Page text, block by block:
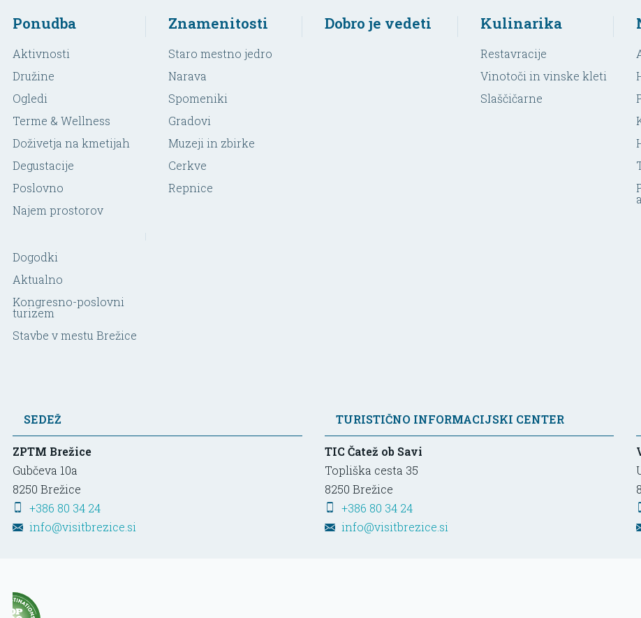
Ponudba
Aktivnosti
Družine
Ogledi
Terme & Wellness
Doživetja na kmetijah
Degustacije
Poslovno
Najem prostorov
Znamenitosti
Staro mestno jedro
Narava
Spomeniki
Gradovi
Muzeji in zbirke
Cerkve
Repnice
Dobro je vedeti Kulinarika
Restavracije
Vinotoči in vinske kleti
Slaščičarne
Dogodki
Aktualno
Kongresno-poslovni
turizem
Stavbe v mestu Brežice
SEDEŽ
ZPTM Brežice
Gubčeva 10a
8250 Brežice
+386 80 34 24
info@visitbrezice.si
TURISTIČNO INFORMACIJSKI CENTER
TIC Čatež ob Savi
Topliška cesta 35
8250 Brežice
+386 80 34 24
info@visitbrezice.si